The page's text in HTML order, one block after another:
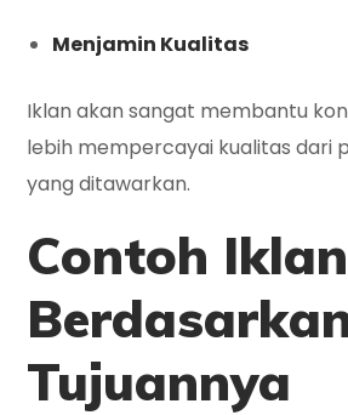
Menjamin Kualitas
Iklan akan sangat membantu
lebih mempercayai kualitas dari
yang ditawarkan.
Contoh Iklan
Tujuannya